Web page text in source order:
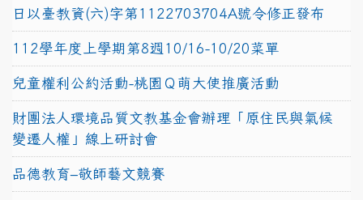
日以臺教資(六)字第1122703704A號令修正發布
112學年度上學期第8週10/16-10/20菜單
兒童權利公約活動-桃園Ｑ萌大使推廣活動
財團法人環境品質文教基金會辦理「原住民與氣候
變遷人權」線上研討會
品德教育–敬師藝文競賽